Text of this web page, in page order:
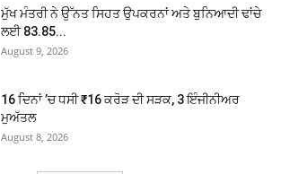
ਮੁੱਖ ਮੰਤਰੀ ਨੇ ਉੱਨਤ ਸਿਹਤ ਉਪਕਰਨਾਂ ਅਤੇ ਬੁਨਿਆਦੀ ਢਾਂਚੇ
ਲਈ 83.85...
August 9, 2026
16 ਦਿਨਾਂ ’ਚ ਧਸੀ ₹16 ਕਰੋੜ ਦੀ ਸੜਕ, 3 ਇੰਜੀਨੀਅਰ
ਮੁਅੱਤਲ
August 8, 2026